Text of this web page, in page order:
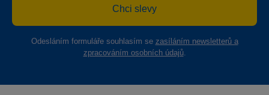
Chci slevy
Odesláním formuláře souhlasím se zasíláním newsletterů a
zpracováním osobních údajů.